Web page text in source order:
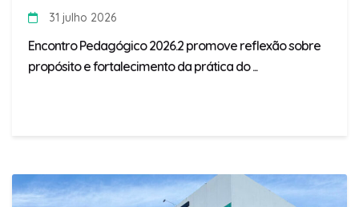
31 julho 2026
Encontro Pedagógico 2026.2 promove reflexão sobre
propósito e fortalecimento da prática do ...